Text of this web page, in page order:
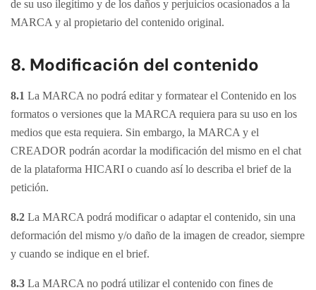
de su uso ilegítimo y de los daños y perjuicios ocasionados a la
MARCA y al propietario del contenido original.
8. Modificación del contenido
8.1 La MARCA no podrá editar y formatear el Contenido en los
formatos o versiones que la MARCA requiera para su uso en los
medios que esta requiera. Sin embargo, la MARCA y el
CREADOR podrán acordar la modificación del mismo en el chat
de la plataforma HICARI o cuando así lo describa el brief de la
petición.
8.2 La MARCA podrá modificar o adaptar el contenido, sin una
deformación del mismo y/o daño de la imagen de creador, siempre
y cuando se indique en el brief.
8.3 La MARCA no podrá utilizar el contenido con fines de